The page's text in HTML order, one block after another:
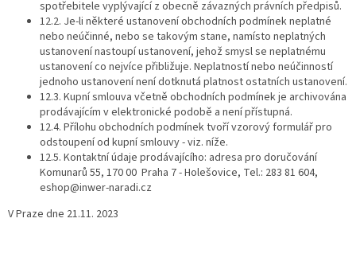
spotřebitele vyplývající z obecně závazných právních předpisů.
12.2. Je-li některé ustanovení obchodních podmínek neplatné
nebo neúčinné, nebo se takovým stane, namísto neplatných
ustanovení nastoupí ustanovení, jehož smysl se neplatnému
ustanovení co nejvíce přibližuje. Neplatností nebo neúčinností
jednoho ustanovení není dotknutá platnost ostatních ustanovení.
12.3. Kupní smlouva včetně obchodních podmínek je archivována
prodávajícím v elektronické podobě a není přístupná.
12.4. Přílohu obchodních podmínek tvoří vzorový formulář pro
odstoupení od kupní smlouvy - viz. níže.
12.5. Kontaktní údaje prodávajícího: adresa pro doručování
Komunarů 55, 170 00 Praha 7 - Holešovice, Tel.: 283 81 604,
eshop@inwer-naradi.cz
V Praze dne 21.11. 2023